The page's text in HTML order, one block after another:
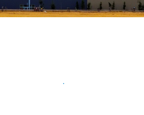
Ryanair из ТампереRYANAIR ИЗ